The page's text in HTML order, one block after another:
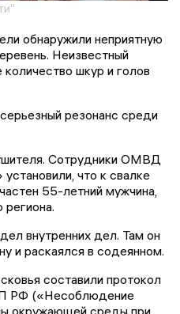
обнаружили неприятную
Неизвестный
шкур и голов
резонанс среди
Сотрудники ОМВД
что к свалке
55-летний мужчина,
внутренних дел. Там он
и раскаялся в содеянном.
составили протокол
РФ («Несоблюдение